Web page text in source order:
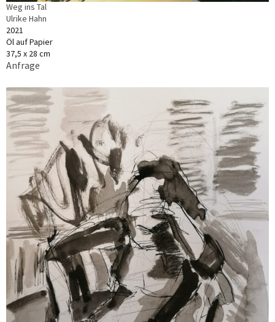
Weg ins Tal
Ulrike Hahn
2021
Öl auf Papier
37,5 x 28 cm
Anfrage